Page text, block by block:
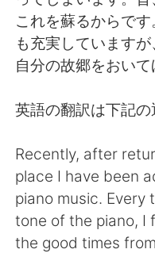
English
繁體中文
العربية
日本語
Indonesia
これを蘇るからで
も充実しています
自分の故郷をおいて
英語の翻訳は下記の
Recently, after
place I have been
piano music. Every
tone of the piano, I
the good times